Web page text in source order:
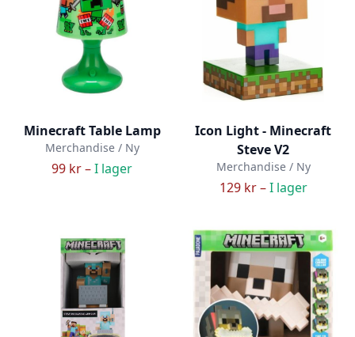
Minecraft Table Lamp
Merchandise / Ny
99 kr –I lager
Icon Light - Minecraft
Steve V2
Merchandise / Ny
129 kr –I lager